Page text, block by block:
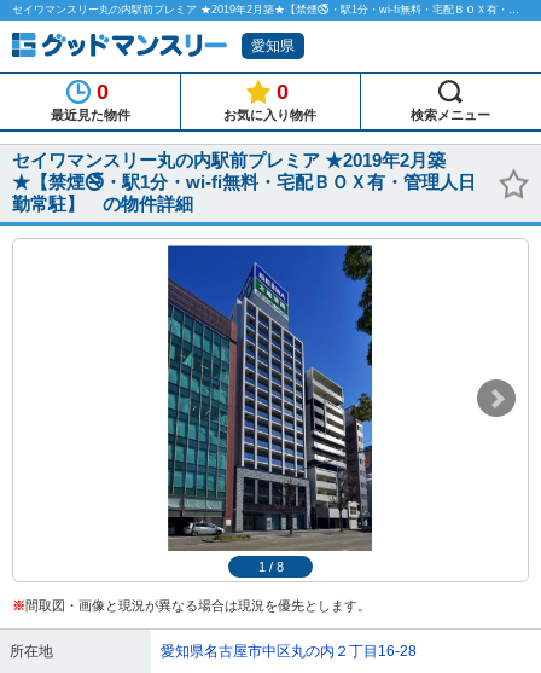
セイワマンスリー丸の内駅前プレミア ★2019年2月築★【禁煙🚭・駅1分・wi-fi無料・宅配ＢＯＸ有・管理人日勤常駐】 のマンスリーマンション物件詳細「グッドマンスリー」
愛知県
0
最近見た物件
0
お気に入り物件 検索メニュー
セイワマンスリー丸の内駅前プレミア ★2019年2月築
★【禁煙🚭・駅1分・wi-fi無料・宅配ＢＯＸ有・管理人日
勤常駐】 の物件詳細
1 / 8
※間取図・画像と現況が異なる場合は現況を優先とします。
所在地 愛知県名古屋市中区丸の内２丁目16-28